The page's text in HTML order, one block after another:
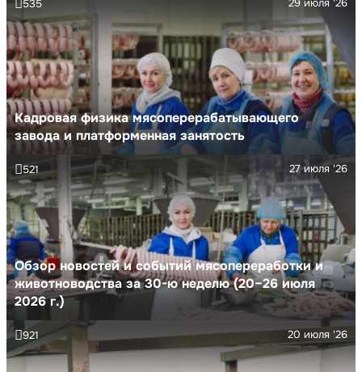
Кадровая физика мясоперерабатывающего
завода и платформенная занятость
29 июля '26
535
Обзор новостей и событий мясопереработки и
животноводства за 30-ю неделю (20–26 июля
2026 г.)
27 июля '26
521
20 июля '26
921